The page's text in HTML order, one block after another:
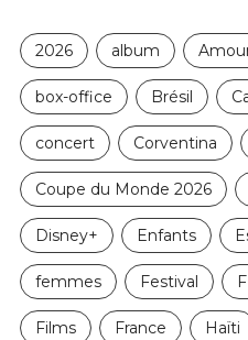
2026 album
box-office Brésil
concert Corventina
Coupe du Monde 2026
Disney+ Enfants
femmes Festival
Films France Haïti